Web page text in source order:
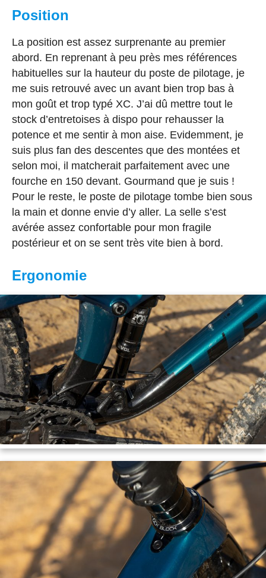
Position
La position est assez surprenante au premier
abord. En reprenant à peu près mes références
habituelles sur la hauteur du poste de pilotage, je
me suis retrouvé avec un avant bien trop bas à
mon goût et trop typé XC. J’ai dû mettre tout le
stock d’entretoises à dispo pour rehausser la
potence et me sentir à mon aise. Evidemment, je
suis plus fan des descentes que des montées et
selon moi, il matcherait parfaitement avec une
fourche en 150 devant. Gourmand que je suis !
Pour le reste, le poste de pilotage tombe bien sous
la main et donne envie d’y aller. La selle s’est
avérée assez confortable pour mon fragile
postérieur et on se sent très vite bien à bord.
Ergonomie